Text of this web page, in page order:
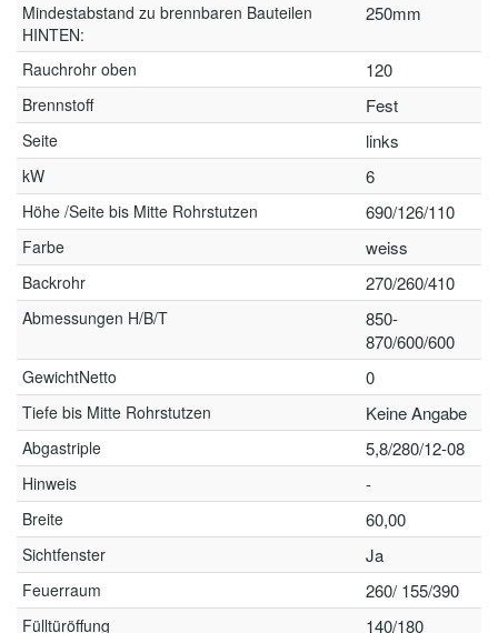
Mindestabstand zu brennbaren Bauteilen
HINTEN:
250mm
Rauchrohr oben 120
Brennstoff Fest
Seite links
kW 6
Höhe /Seite bis Mitte Rohrstutzen 690/126/110
Farbe weiss
Backrohr 270/260/410
Abmessungen H/B/T
850-
870/600/600
GewichtNetto 0
Tiefe bis Mitte Rohrstutzen Keine Angabe
Abgastriple 5,8/280/12-08
Hinweis -
Breite 60,00
Sichtfenster Ja
Feuerraum 260/ 155/390
Fülltüröffung 140/180